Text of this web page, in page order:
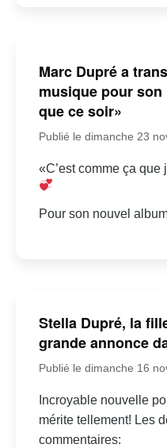
Marc Dupré a
musique pour
que ce soir»
Publié le dimanche 23
«C’est comme ça
Pour son nouvel
Stella Dupré, la
grande annonce
Publié le dimanche 16
Incroyable nouvelle
mérite tellement! Les
commentaires: